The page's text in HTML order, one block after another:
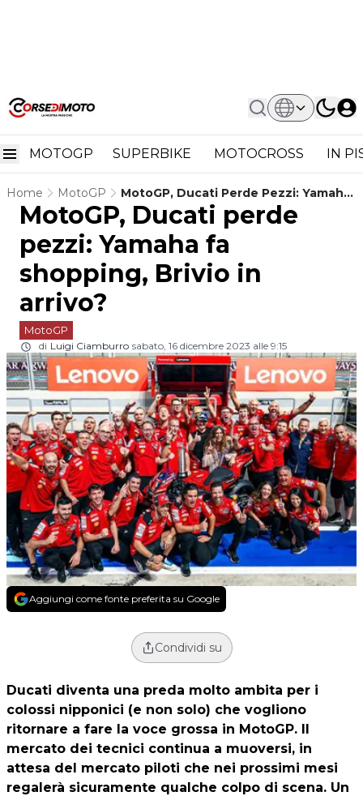
MOTOGP SUPERBIKE MOTOCROSS IN
Home MotoGP
MotoGP, Ducati Perde Pezzi: Yamaha
Fa Shopping, Brivio In Arrivo?
MotoGP, Ducati perde
pezzi: Yamaha fa
shopping, Brivio in
arrivo?
MotoGP
di Luigi Ciamburro sabato, 16 dicembre 2023 alle 9:15
Aggiungi come fonte preferita su Google
Condividi su
Ducati diventa una preda molto ambita per i
colossi nipponici (e non solo) che vogliono
ritornare a fare la voce grossa in MotoGP. Il
mercato dei tecnici continua a muoversi, in
attesa del mercato piloti che nei prossimi mesi
regalerà sicuramente qualche colpo di scena. Un